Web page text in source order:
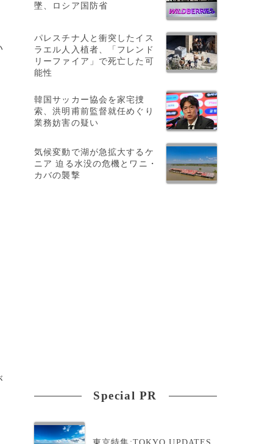
墜、ロシア国防省
パレスチナ人と衝突したイス
ラエル人入植者、「フレンド
リーファイア」で死亡した可
能性
韓国サッカー協会を家宅捜
索、洪明甫前監督就任めぐり
業務妨害の疑い
気候変動で湖が急拡大するケ
ニア 迫る水没の危機とワニ・
カバの襲撃
Special PR
東京特集:TOKYO UPDATES